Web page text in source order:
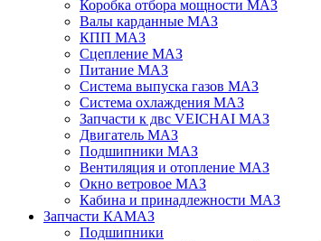
Коробка отбора мощности МАЗ
Валы карданные МАЗ
КПП МАЗ
Сцепление МАЗ
Питание МАЗ
Система выпуска газов МАЗ
Система охлаждения МАЗ
Запчасти к двс VEICHAI МАЗ
Двигатель МАЗ
Подшипники МАЗ
Вентиляция и отопление МАЗ
Окно ветровое МАЗ
Кабина и принадлежности МАЗ
Запчасти КАМАЗ
Подшипники